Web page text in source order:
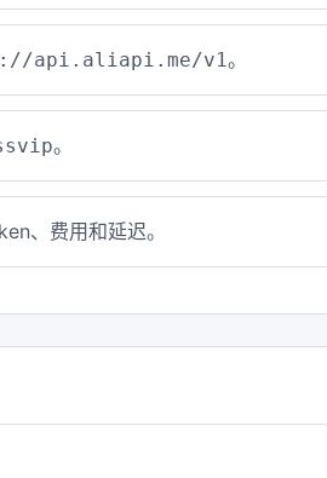
api.aliapi.me/v1。
。
、费用和延迟。